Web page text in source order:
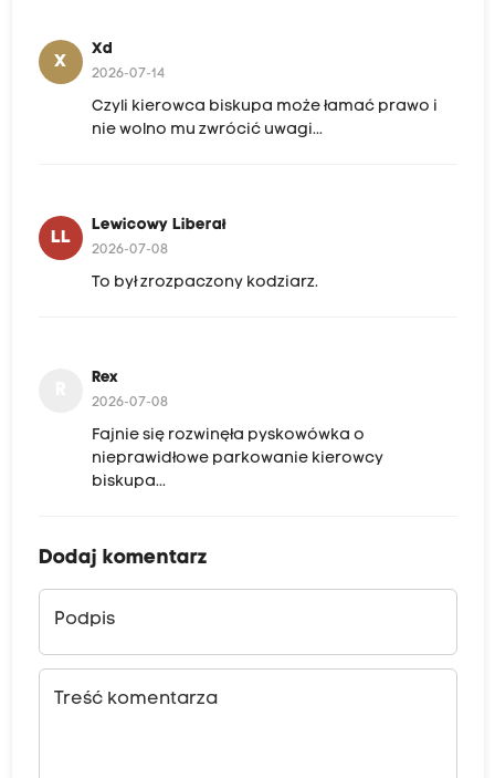
X
Xd
2026-07-14
Czyli kierowca biskupa może łamać prawo i
nie wolno mu zwrócić uwagi...
LL
Lewicowy Liberał
2026-07-08
To był zrozpaczony kodziarz.
Rex
2026-07-08
Fajnie się rozwinęła pyskowówka o
nieprawidłowe parkowanie kierowcy
biskupa...
Dodaj komentarz
Podpis
Treść komentarza